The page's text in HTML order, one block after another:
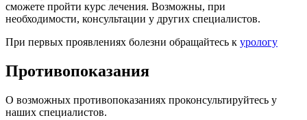
сможете пройти курс лечения. Возможны, при
необходимости, консультации у других специалистов.
При первых проявлениях болезни обращайтесь к урологу
Противопоказания
О возможных противопоказаниях проконсультируйтесь у
наших специалистов.